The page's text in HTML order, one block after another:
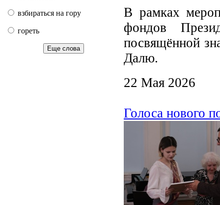
взбираться на гору
гореть
Еще слова
В рамках
фондов
посвящённой
Далю.
22 Мая 2026
Голоса нового